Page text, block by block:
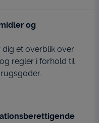
og
dig et overblik over
regler i forhold til